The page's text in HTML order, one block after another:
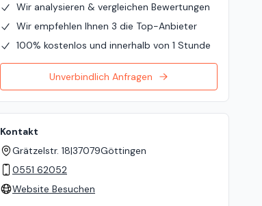
Wir analysieren & vergleichen Bewertungen
Wir empfehlen Ihnen 3 die Top-Anbieter
100% kostenlos und innerhalb von 1 Stunde
Unverbindlich Anfragen
Kontakt
Grätzelstr. 18|37079Göttingen
0551 62052
Website Besuchen